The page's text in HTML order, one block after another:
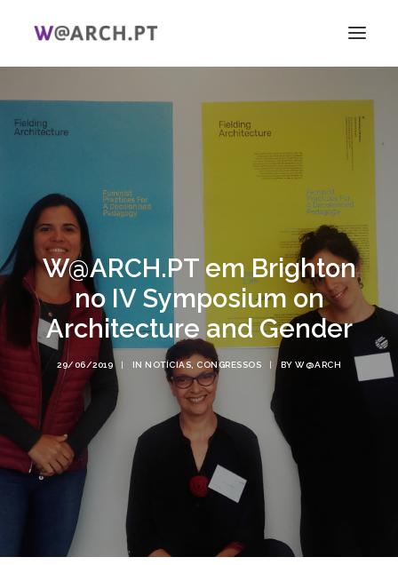
INÍCIO
PROJETO + EQUIPA
ELAS!
NOTÍCIAS
LIGAÇÕES
PT
EN
SEARCH
W@ARCH.PT em Brighton
no IV Symposium on
Architecture and Gender
29/06/2019 | IN NOTÍCIAS CONGRESSOS | BY W@ARCH